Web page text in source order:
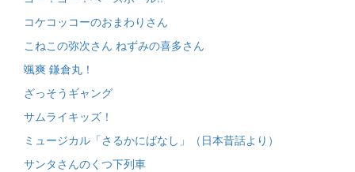
コケコッコーのおまわりさん
こねこの弥次さん ねずみの喜多さん
颯爽 鎌倉丸！
ざっそうギャング
サムライキッズ！
ミュージカル「さるかにばなし」（日本昔話より）
サンタさんのくつ下列車